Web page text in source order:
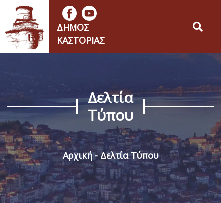
ΔΉΜΟΣ
ΚΑΣΤΟΡΙΆΣ
Δελτία
Τύπου
Αρχική Δελτία Τύπου